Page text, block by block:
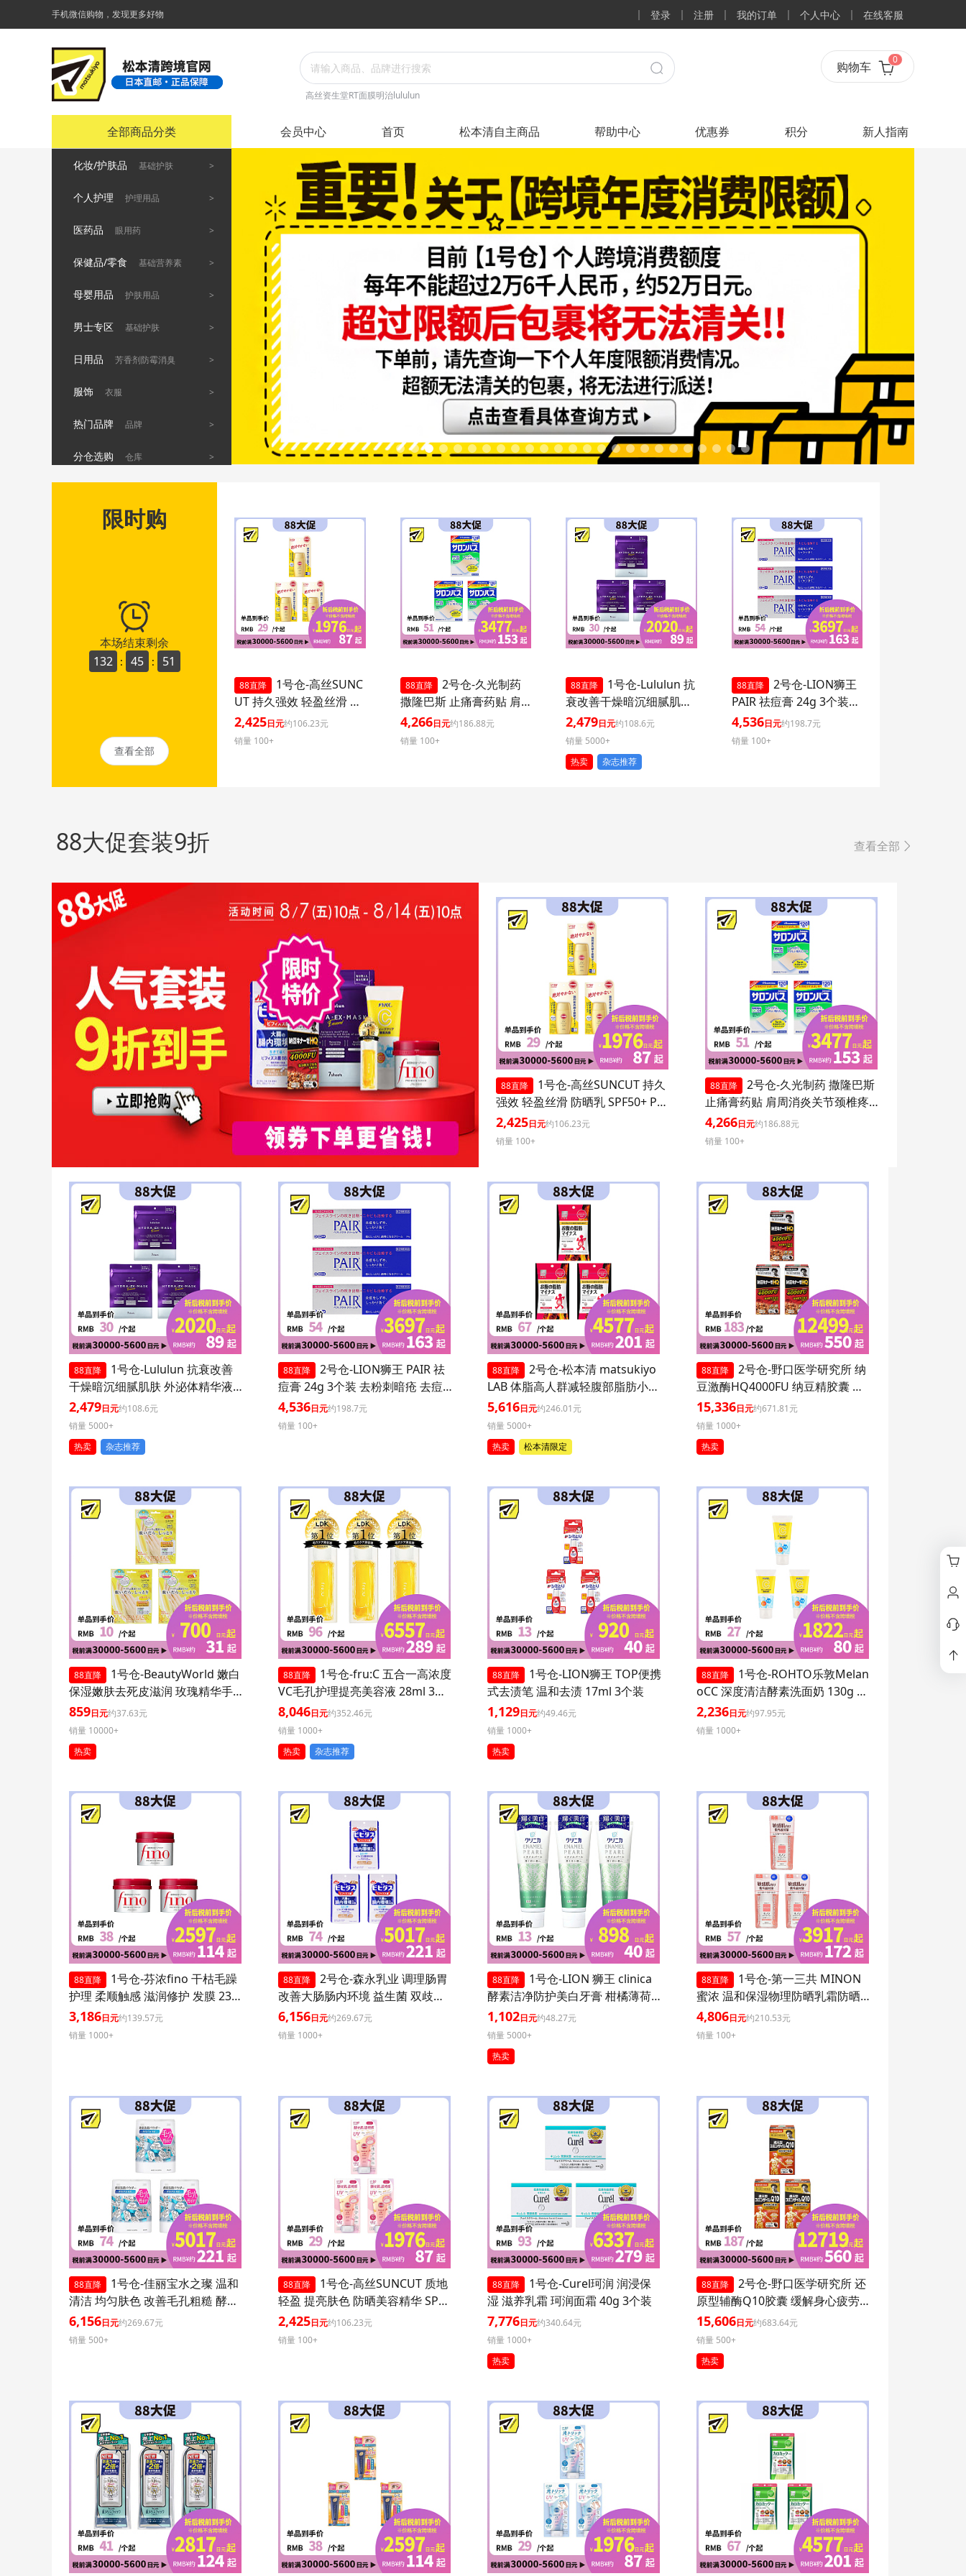
手机微信购物，发现更多好物 登录 注册 我的订单 个人中心 在线客服
高丝资生堂RT面膜明治lululun
购物车 0
全部商品分类 会员中心 首页 松本清自主商品 帮助中心 优惠券 积分 新人指南
化妆/护肤品 基础护肤 >
个人护理 护理用品 >
医药品 眼用药 >
保健品/零食 基础营养素 >
母婴用品 护肤用品 >
男士专区 基础护肤 >
日用品 芳香剂防霉消臭 >
服饰 衣服 >
热门品牌 品牌 >
分仓选购 仓库 >
限时购
本场结束剩余
132 : 45 : 50
查看全部
88直降
1号仓-高丝SUNC
UT 持久强效 轻盈丝滑 防
晒乳 SPF50+ PA++++ 50
ml 3个装 阻隔紫外线 持
2,425日元约106.23元
销量 100+
88直降
2号仓-久光制药
撒隆巴斯 止痛膏药贴 肩
周消炎关节颈椎疼 4.6×7.
2cm 120贴 3个装【第3类
4,266日元约186.88元
销量 100+
88直降
1号仓-Lululun 抗
衰改善干燥暗沉细腻肌肤
外泌体精华液保湿面膜 7
片 3个装 Exosome 增加
肌肤弹力透明感
2,479日元约108.6元
销量 5000+
热卖
杂志推荐
88直降
2号仓-LION狮王
PAIR 祛痘膏 24g 3个装
去粉刺暗疮 去痘印修复痘
坑 舒缓炎症红肿【第2类
4,536日元约198.7元
销量 100+
88大促套装9折 查看全部
88直降
1号仓-高丝SUNCUT 持久
强效 轻盈丝滑 防晒乳 SPF50+ PA+
+++ 50ml 3个装 阻隔紫外线 持久
耐水 户外防晒 多重保护 清爽不粘
2,425日元约106.23元
销量 100+
88直降
2号仓-久光制药 撒隆巴斯
止痛膏药贴 肩周消炎关节颈椎疼
4.6×7.2cm 120贴 3个装【第3类医
药品】
4,266日元约186.88元
销量 100+
88直降
1号仓-Lululun 抗衰改善
干燥暗沉细腻肌肤 外泌体精华液
保湿面膜 7片 3个装 Exosome 增
加肌肤弹力透明感
2,479日元约108.6元
销量 5000+
热卖
杂志推荐
88直降
2号仓-LION狮王 PAIR 祛
痘膏 24g 3个装 去粉刺暗疮 去痘
印修复痘坑 舒缓炎症红肿【第2类
医药品】
4,536日元约198.7元
销量 100+
88直降
2号仓-松本清 matsukiyo
LAB 体脂高人群减轻腹部脂肪小腹
丸 90粒 3个装
5,616日元约246.01元
销量 5000+
热卖
松本清限定
88直降
2号仓-野口医学研究所 纳
豆激酶HQ4000FU 纳豆精胶囊 促
进血栓溶解降三高 120粒 3个装
15,336日元约671.81元
销量 1000+
热卖
88直降
1号仓-BeautyWorld 嫩白
保湿嫩肤去死皮滋润 玫瑰精华手
膜 3个装 LUCKY TRENDY 补水护
肤去角质双手部护理
859日元约37.63元
销量 10000+
热卖
88直降
1号仓-fru:C 五合一高浓度
VC毛孔护理提亮美容液 28ml 3个
装 减少毛孔 懒人护肤
8,046日元约352.46元
销量 1000+
热卖
杂志推荐
88直降
1号仓-LION狮王 TOP便携
式去渍笔 温和去渍 17ml 3个装
1,129日元约49.46元
销量 1000+
热卖
88直降
1号仓-ROHTO乐敦Melan
oCC 深度清洁酵素洗面奶 130g 3
个装
2,236日元约97.95元
销量 1000+
88直降
1号仓-芬浓fino 干枯毛躁
护理 柔顺触感 滋润修护 发膜 230
g 3个装
3,186日元约139.57元
销量 1000+
88直降
2号仓-森永乳业 调理肠胃
改善大肠肠内环境 益生菌 双歧杆
菌胶囊 30粒 3个装
6,156日元约269.67元
销量 1000+
88直降
1号仓-LION 狮王 clinica
酵素洁净防护美白牙膏 柑橘薄荷 1
30g 3个装
1,102日元约48.27元
销量 5000+
热卖
88直降
1号仓-第一三共 MINON
蜜浓 温和保湿物理防晒乳霜防晒
液UV SPF50+PA++++ 80ml 3个装
防晒抗老 敏感肌可用
4,806日元约210.53元
销量 100+
88直降
1号仓-佳丽宝水之璨 温和
清洁 均匀肤色 改善毛孔粗糙 酵素
洗颜粉 蓝色版 32粒 3个装
6,156日元约269.67元
销量 500+
88直降
1号仓-高丝SUNCUT 质地
轻盈 提亮肤色 防晒美容精华 SPF5
0+ PA++++ 玫瑰粉色 80g 3个装 高
效紫外线防护 高保湿配方 提升肌
2,425日元约106.23元
销量 100+
88直降
1号仓-Curel珂润 润浸保
湿 滋养乳霜 珂润面霜 40g 3个装
7,776日元约340.64元
销量 1000+
热卖
88直降
2号仓-野口医学研究所 还
原型辅酶Q10胶囊 缓解身心疲劳
强健心肌 60粒 3个装
15,606日元约683.64元
销量 500+
热卖